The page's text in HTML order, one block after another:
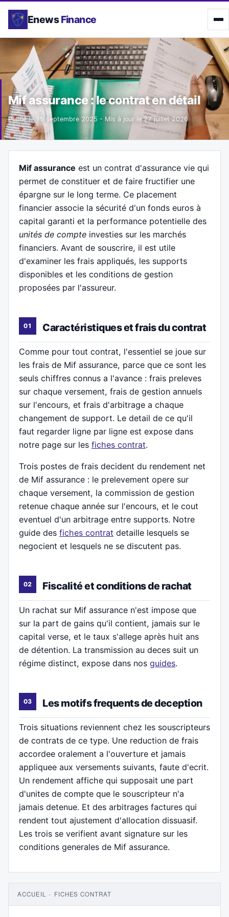
Enews Finance
Mif assurance : le contrat en détail
Publié le 15 septembre 2025 - Mis à jour le27 juillet 2026
Mif assurance est un contrat d'assurance vie qui
permet de constituer et de faire fructifier une
épargne sur le long terme. Ce placement
financier associe la sécurité d'un fonds euros à
capital garanti et la performance potentielle des
unités de compte investies sur les marchés
financiers. Avant de souscrire, il est utile
d'examiner les frais appliqués, les supports
disponibles et les conditions de gestion
proposées par l'assureur.
Caractéristiques et frais du contrat
Comme pour tout contrat, l'essentiel se joue sur
les frais de Mif assurance, parce que ce sont les
seuls chiffres connus a l'avance : frais preleves
sur chaque versement, frais de gestion annuels
sur l'encours, et frais d'arbitrage a chaque
changement de support. Le detail de ce qu'il
faut regarder ligne par ligne est expose dans
notre page sur les fiches contrat.
Trois postes de frais decident du rendement net
de Mif assurance : le prelevement opere sur
chaque versement, la commission de gestion
retenue chaque année sur l'encours, et le cout
eventuel d'un arbitrage entre supports. Notre
guide des fiches contrat detaille lesquels se
negocient et lesquels ne se discutent pas.
Fiscalité et conditions de rachat
Un rachat sur Mif assurance n'est impose que
sur la part de gains qu'il contient, jamais sur le
capital verse, et le taux s'allege après huit ans
de détention. La transmission au deces suit un
régime distinct, expose dans nos guides.
Les motifs frequents de deception
Trois situations reviennent chez les souscripteurs
de contrats de ce type. Une reduction de frais
accordee oralement a l'ouverture et jamais
appliquee aux versements suivants, faute d'ecrit.
Un rendement affiche qui supposait une part
d'unites de compte que le souscripteur n'a
jamais detenue. Et des arbitrages factures qui
rendent tout ajustement d'allocation dissuasif.
Les trois se verifient avant signature sur les
conditions generales de Mif assurance.
ACCUEIL › FICHES CONTRAT